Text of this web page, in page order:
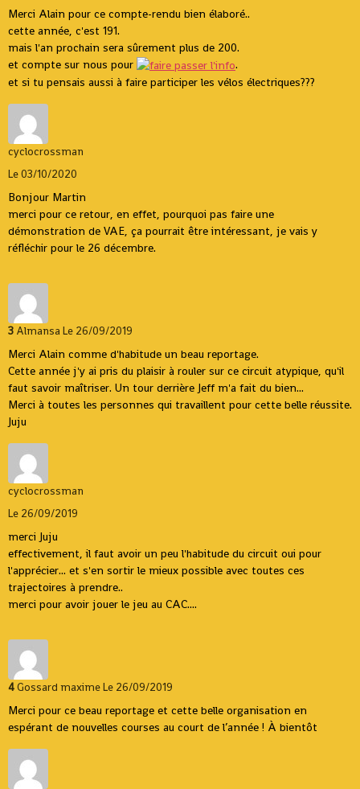
Merci Alain pour ce compte-rendu bien élaboré..
cette année, c'est 191.
mais l'an prochain sera sûrement plus de 200.
et compte sur nous pour
.
et si tu pensais aussi à faire participer les vélos électriques???
cyclocrossman
Le 03/10/2020
Bonjour Martin
merci pour ce retour, en effet, pourquoi pas faire une
démonstration de VAE, ça pourrait être intéressant, je vais y
réfléchir pour le 26 décembre.
3 Almansa Le 26/09/2019
Merci Alain comme d'habitude un beau reportage.
Cette année j'y ai pris du plaisir à rouler sur ce circuit atypique, qu'il
faut savoir maîtriser. Un tour derrière Jeff m'a fait du bien...
Merci à toutes les personnes qui travaillent pour cette belle réussite.
Juju
cyclocrossman
Le 26/09/2019
merci Juju
effectivement, il faut avoir un peu l'habitude du circuit oui pour
l'apprécier... et s'en sortir le mieux possible avec toutes ces
trajectoires à prendre..
merci pour avoir jouer le jeu au CAC....
4Gossard maximeLe 26/09/2019
Merci pour ce beau reportage et cette belle organisation en
espérant de nouvelles courses au court de l’année ! À bientôt